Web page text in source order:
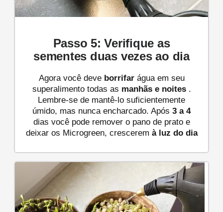
Passo 5: Verifique as
sementes duas vezes ao dia
Agora você deve borrifarágua em seu
superalimento todas as manhãs e noites.
Lembre-se de mantê-lo suficientemente
úmido, mas nunca encharcado. Após 3 a 4
dias você pode remover o pano de prato e
deixar os Microgreen, crescerem à luz do dia